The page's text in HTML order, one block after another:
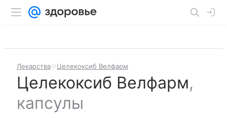
Лекарства Целекоксиб Велфарм
Целекоксиб Велфарм,
капсулы